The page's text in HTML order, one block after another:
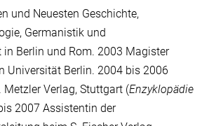
und Neuesten Geschichte,
Germanistik und
Berlin und Rom. 2003 Magister
Universität Berlin. 2004 bis 2006
Metzler Verlag, Stuttgart (Enzyklopädie
2007 Assistentin der